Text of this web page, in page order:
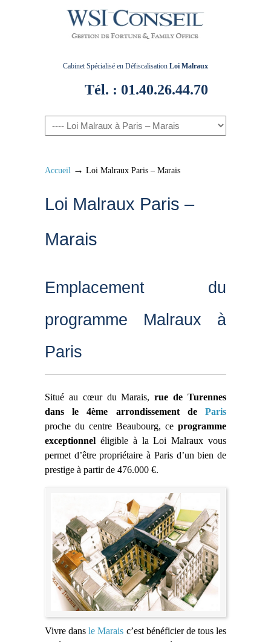
Cabinet Spécialisé en Défiscalisation Loi Malraux
Tél. : 01.40.26.44.70
Accueil → Loi Malraux Paris – Marais
Loi Malraux Paris –
Marais
Emplacement du
programme Malraux à
Paris
Situé au cœur du Marais,rue de Turennes
dans le 4ème arrondissement de Paris
proche du centre Beaubourg, ce programme
exceptionnel éligible à la Loi Malraux vous
permet d’être propriétaire à Paris d’un bien de
prestige à partir de 476.000 €.
Vivre dansle Marais c’est bénéficier de tous les